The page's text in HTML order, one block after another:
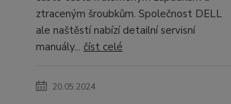
ztraceným šroubkům. Společnost DELL
ale naštěstí nabízí detailní servisní
manuály... číst celé
20.05.2024